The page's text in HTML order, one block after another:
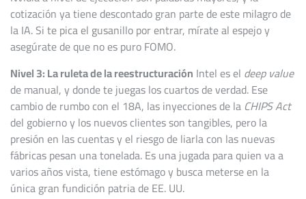
cotización ya tiene descontado gran parte de este milagro de
la IA. Si te pica el gusanillo por entrar, mírate al espejo y
asegúrate de que no es puro FOMO.
Nivel 3: La ruleta de la reestructuración Intel es el deep value
de manual, y donde te juegas los cuartos de verdad. Ese
cambio de rumbo con el 18A, las inyecciones de la CHIPS Act
del gobierno y los nuevos clientes son tangibles, pero la
presión en las cuentas y el riesgo de liarla con las nuevas
fábricas pesan una tonelada. Es una jugada para quien va a
varios años vista, tiene estómago y busca meterse en la
única gran fundición patria de EE. UU.